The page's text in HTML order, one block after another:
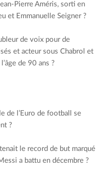
Pierre Améris, sorti en
et Emmanuelle Seigner ?
de voix pour de
et acteur sous Chabrol et
de 90 ans ?
de l’Euro de football se
?
le record de but marqué
a battu en décembre ?